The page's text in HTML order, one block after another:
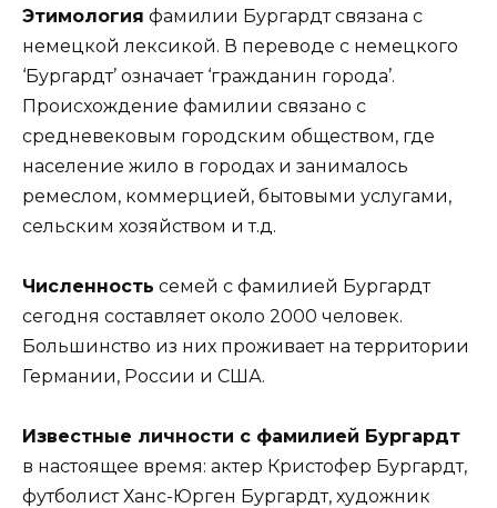
Этимология фамилии Бургардт связана с
немецкой лексикой. В переводе с немецкого
‘Бургардт’ означает ‘гражданин города’.
Происхождение фамилии связано с
средневековым городским обществом, где
население жило в городах и занималось
ремеслом, коммерцией, бытовыми услугами,
сельским хозяйством и т.д.
Численность семей с фамилией Бургардт
сегодня составляет около 2000 человек.
Большинство из них проживает на территории
Германии, России и США.
Известные личности с фамилией Бургардт
в настоящее время: актер Кристофер Бургардт,
футболист Ханс-Юрген Бургардт, художник